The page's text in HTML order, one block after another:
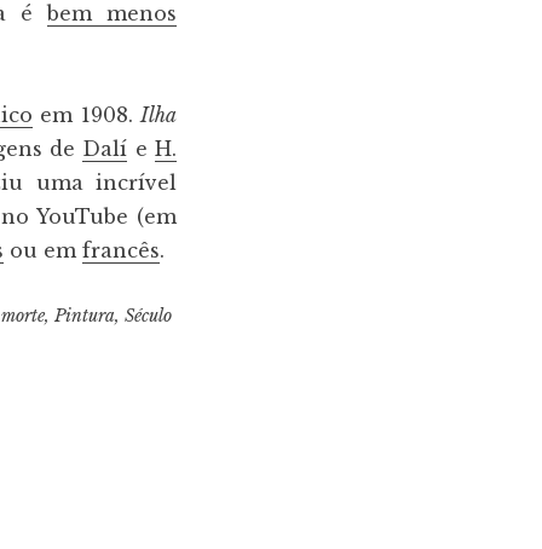
ébem menos
em 1908.Ilha
de Dalí e H.
uma incrível
YouTube (em
ou emfrancês.
morte, Pintura, Século